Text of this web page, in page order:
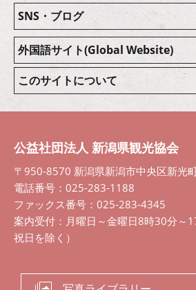
SNS・ブログ
外国語サイト(Global Website)
このサイトについて
公益社団法人 新潟県観光協会
〒950-8570 新潟県新潟市中央区新光
電話番号：025-283-1188
ファックス番号：025-283-4345
案内受付：月曜日～金曜日8時30分～
祝日を除く）